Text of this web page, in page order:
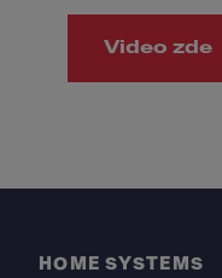
Video zde
HOME SYSTEMS